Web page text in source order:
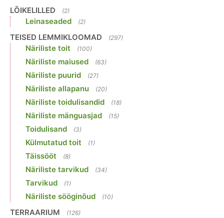
LÕIKELILLED (2)
Leinaseaded (2)
TEISED LEMMIKLOOMAD (297)
Näriliste toit (100)
Näriliste maiused (63)
Näriliste puurid (27)
Näriliste allapanu (20)
Näriliste toidulisandid (18)
Näriliste mänguasjad (15)
Toidulisand (3)
Külmutatud toit (1)
Täissööt (8)
Näriliste tarvikud (34)
Tarvikud (1)
Näriliste sööginõud (10)
TERRAARIUM (126)